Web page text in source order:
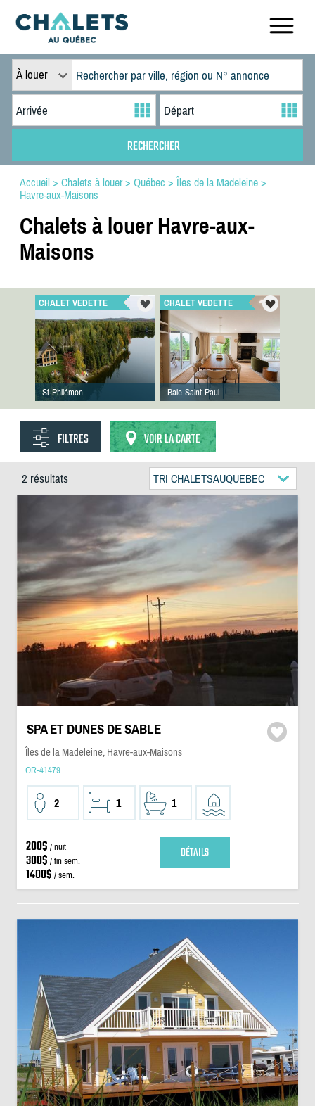
À louer
Accueil > Chalets à louer> Québec > Îles de la Madeleine>
Havre-aux-Maisons
Chalets à louer Havre-aux-
Maisons
CHALET VEDETTE
St-Philémon
CHALET VEDETTE
Baie-Saint-Paul
FILTRES VOIR LA CARTE
2 résultats TRI CHALETSAUQUEBEC
SPA ET DUNES DE SABLE
Îles de la Madeleine, Havre-aux-Maisons
OR-41479
2 1 1
200$ / nuit
300$ / fin sem.
1400$ / sem.
DÉTAILS